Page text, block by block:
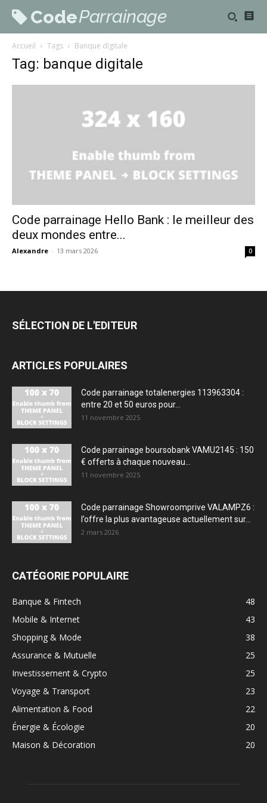
CodeParrainage
Accueil Tags Banque digitale
Tag: banque digitale
Code parrainage Hello Bank : le meilleur des
deux mondes entre...
Alexandre - 13 mars 2026 0
SÉLECTION DE L'EDITEUR
ARTICLES POPULAIRES
Code parrainage totalenergies 113963304 :
entre 20 et 50 euros pour...
11 novembre 2025
Code parrainage boursobank VAMU2145 : 150
€ offerts à chaque nouveau...
11 novembre 2025
Code parrainage Showroomprive VALAMPZ6 :
l’offre la plus avantageuse actuellement sur...
2 mars 2026
CATÉGORIE POPULAIRE
Banque & Fintech
48
Mobile & Internet
43
Shopping & Mode
38
Assurance & Mutuelle
25
Investissement & Crypto
25
Voyage & Transport
23
Alimentation & Food
22
Énergie & Écologie
20
Maison & Décoration
20